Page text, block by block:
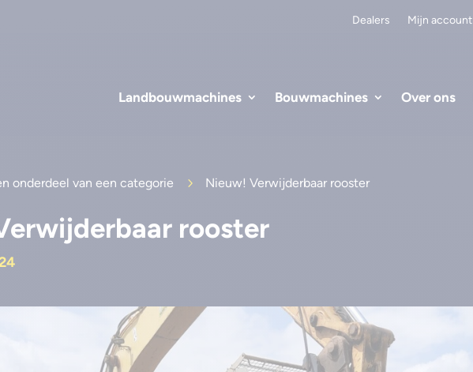
Dealers Mijn account
Landbouwmachines Bouwmachines Over ons
onderdeel van een categorie 5 Nieuw! Verwijderbaar rooster
rooster